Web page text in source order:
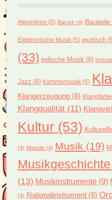
Akkordeon (5) Barock (4) Bauteile
Elektronische Musik(5) exotisch
(33) indische Musik (6)
Jazz (6) Kammermusik(5)
Klangerzeugung(8) Klangfarbe
Klangqualität(11)
Kultur(53)
(4) Melodie(4) Musik (19)
Musikgeschichte
(13) Musikinstrumente(9)
(4) Nationalinstrument(8)